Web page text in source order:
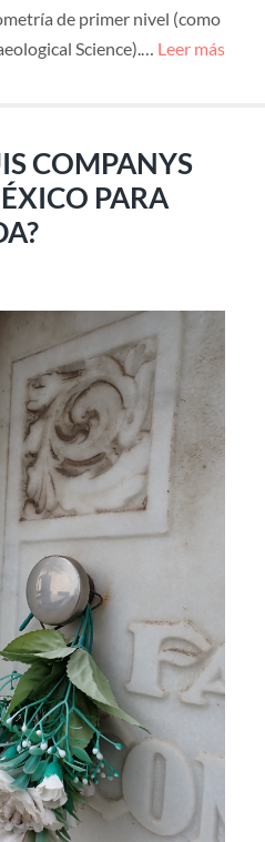
de primer nivel (como
Science).… Leer más
COMPANYS
PARA